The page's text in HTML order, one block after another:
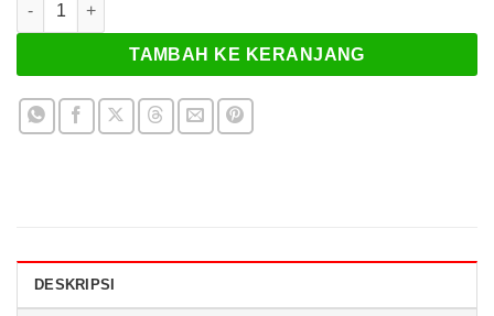
TAMBAH KE KERANJANG
DESKRIPSI